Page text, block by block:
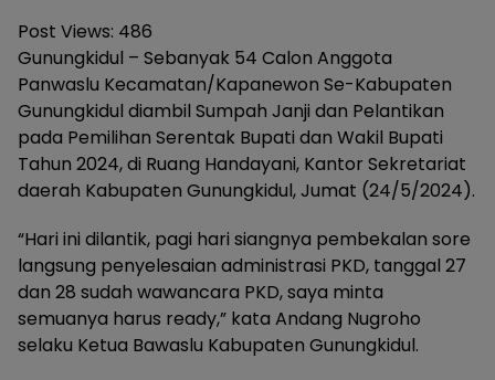
Post Views: 486
Gunungkidul – Sebanyak 54 Calon Anggota
Panwaslu Kecamatan/Kapanewon Se-Kabupaten
Gunungkidul diambil Sumpah Janji dan Pelantikan
pada Pemilihan Serentak Bupati dan Wakil Bupati
Tahun 2024, di Ruang Handayani, Kantor Sekretariat
daerah Kabupaten Gunungkidul, Jumat (24/5/2024).
“Hari ini dilantik, pagi hari siangnya pembekalan sore
langsung penyelesaian administrasi PKD, tanggal 27
dan 28 sudah wawancara PKD, saya minta
semuanya harus ready,” kata Andang Nugroho
selaku Ketua Bawaslu Kabupaten Gunungkidul.